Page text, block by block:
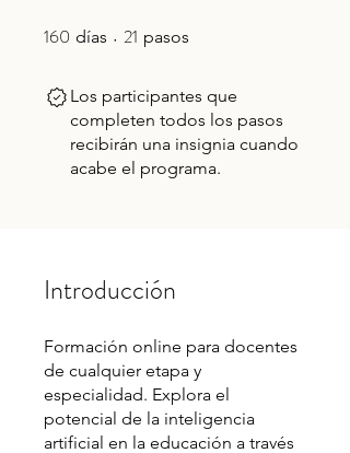
160 días 160 días
21 pasos
Los participantes que
completen todos los pasos
recibirán una insignia cuando
acabe el programa.
Introducción
Formación online para docentes
de cualquier etapa y
especialidad. Explora el
potencial de la inteligencia
artificial en la educación a través